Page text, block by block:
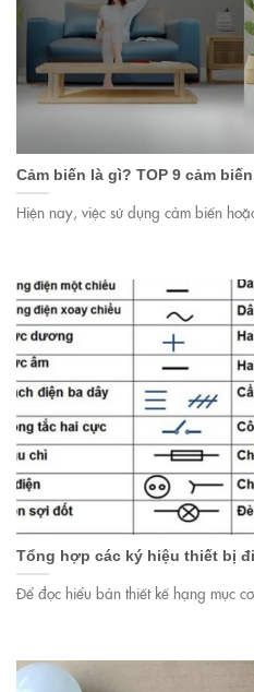
Cảm biến là gì? TOP 9 cảm
Hiện nay, việc sử dụng cảm biến
Tổng hợp các ký hiệu thiết bị
Để đọc hiểu bản thiết kế hạng mục